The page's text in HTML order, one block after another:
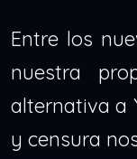
Entre los
nuestra
alternativa a
y censura